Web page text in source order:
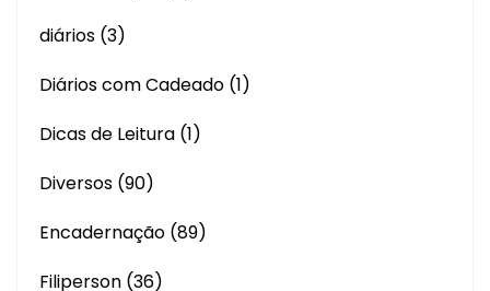
diários (3)
Diários com Cadeado (1)
Dicas de Leitura (1)
Diversos (90)
Encadernação (89)
Filiperson (36)